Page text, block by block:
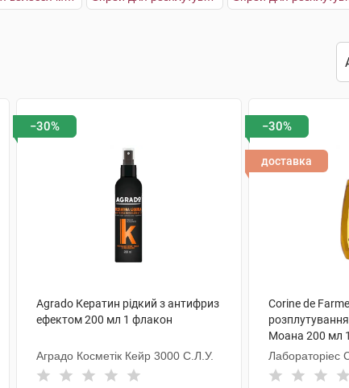
−30%
Agrado Кератин рідкий з антифриз
ефектом 200 мл 1 флакон
Аградо Косметік Кейр 3000 С.Л.У.
−30%
доставка
Corine de
Моана 200 мл
Лабораторіес